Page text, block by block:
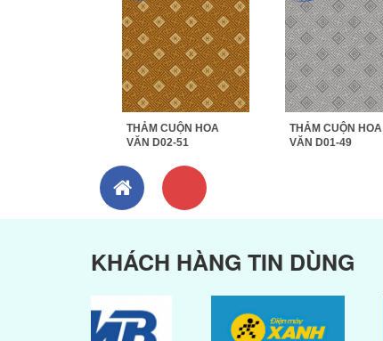
THẢM CUỘN HOA
VĂN D02-51
THẢM CUỘN HOA
VĂN D01-49
KHÁCH HÀNG TIN DÙNG